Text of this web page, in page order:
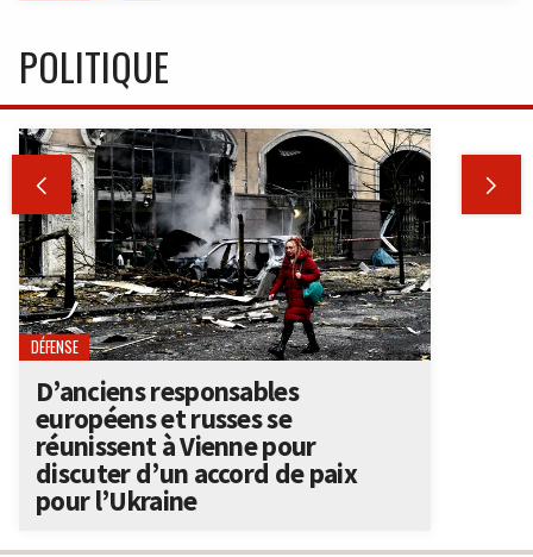
POLITIQUE
 
DÉFENSE
D’anciens responsables
européens et russes se
réunissent à Vienne pour
discuter d’un accord de paix
pour l’Ukraine